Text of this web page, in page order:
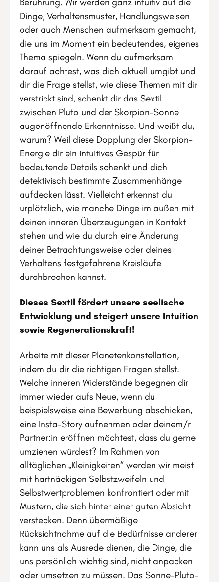
Dinge, Verhaltensmuster, Handlungsweisen
oder auch Menschen aufmerksam gemacht,
die uns im Moment ein bedeutendes, eigenes
Thema spiegeln. Wenn du aufmerksam
darauf achtest, was dich aktuell umgibt und
dir die Frage stellst, wie diese Themen mit dir
verstrickt sind, schenkt dir das Sextil
zwischen Pluto und der Skorpion-Sonne
augenöffnende Erkenntnisse. Und weißt du,
warum? Weil diese Dopplung der Skorpion-
Energie dir ein intuitives Gespür für
bedeutende Details schenkt und dich
detektivisch bestimmte Zusammenhänge
aufdecken lässt. Vielleicht erkennst du
urplötzlich, wie manche Dinge im außen mit
deinen inneren Überzeugungen in Kontakt
stehen und wie du durch eine Änderung
deiner Betrachtungsweise oder deines
Verhaltens festgefahrene Kreisläufe
durchbrechen kannst.
Dieses Sextil fördert unsere seelische
Entwicklung und steigert unsere Intuition
sowie Regenerationskraft!
Arbeite mit dieser Planetenkonstellation,
indem du dir die richtigen Fragen stellst.
Welche inneren Widerstände begegnen dir
immer wieder aufs Neue, wenn du
beispielsweise eine Bewerbung abschicken,
eine Insta-Story aufnehmen oder deinem/r
Partner:in eröffnen möchtest, dass du gerne
umziehen würdest? Im Rahmen von
alltäglichen „Kleinigkeiten“ werden wir meist
mit hartnäckigen Selbstzweifeln und
Selbstwertproblemen konfrontiert oder mit
Mustern, die sich hinter einer guten Absicht
verstecken. Denn übermäßige
Rücksichtnahme auf die Bedürfnisse anderer
kann uns als Ausrede dienen, die Dinge, die
uns persönlich wichtig sind, nicht anpacken
oder umsetzen zu müssen. Das Sonne-Pluto-